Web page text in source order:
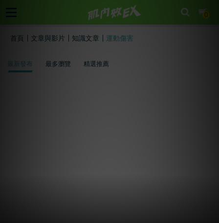
0
首頁 文章與影片 知識文章 運動傷害
最新發布 最多瀏覽 精選推薦